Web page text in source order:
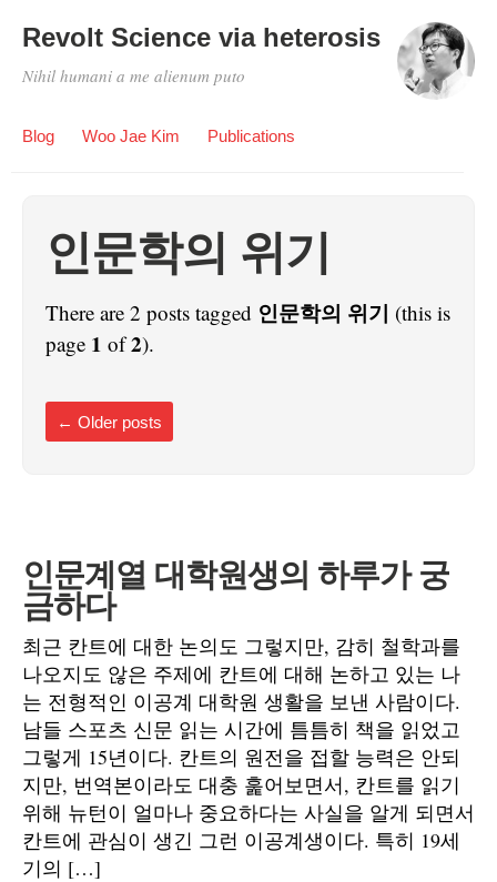
Revolt Science via heterosis
Nihil humani a me alienum puto
Blog Woo Jae Kim Publications
인문학의 위기
There are 2 posts tagged 인문학의 위기 (this is
page 1 of2).
← Older posts
인문계열 대학원생의 하루가 궁
금하다
최근 칸트에 대한 논의도 그렇지만, 감히 철학과를
나오지도 않은 주제에 칸트에 대해 논하고 있는 나
는 전형적인 이공계 대학원 생활을 보낸 사람이다.
남들 스포츠 신문 읽는 시간에 틈틈히 책을 읽었고
그렇게 15년이다. 칸트의 원전을 접할 능력은 안되
지만, 번역본이라도 대충 훑어보면서, 칸트를 읽기
위해 뉴턴이 얼마나 중요하다는 사실을 알게 되면서
칸트에 관심이 생긴 그런 이공계생이다. 특히 19세
기의 […]